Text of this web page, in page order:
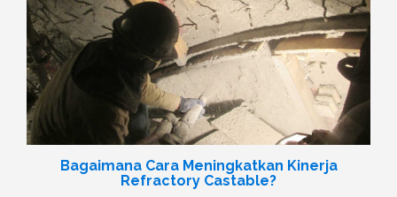
Bagaimana Cara Meningkatkan Kinerja
Refractory Castable?